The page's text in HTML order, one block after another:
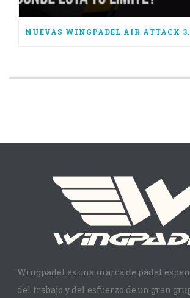
Wingpadel es una marca de pádel
del trabajo y del esfuerzo de un gran